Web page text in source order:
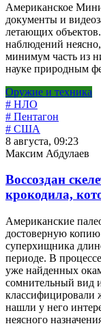
Американское
документы и
летающих
наблюдений
минимум часть из
науке природным
Оружие и техника
# НЛО
# Пентагон
# США
8 августа, 09:23
Максим Абдулаев
Воссоздан
крокодила,
Американские
достоверную
суперхищника
периоде. В
уже найденных
сомнительный вид
классифицировали
нашли у него
неясного